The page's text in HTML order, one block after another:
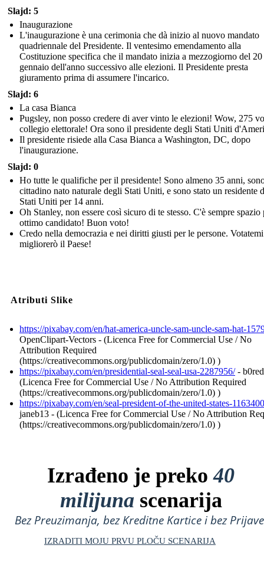
Slajd: 5
Inaugurazione
L'inaugurazione è una cerimonia che dà inizio al nuovo mandato
quadriennale del Presidente. Il ventesimo emendamento alla
Costituzione specifica che il mandato inizia a mezzogiorno del 20
gennaio dell'anno successivo alle elezioni. Il Presidente presta
giuramento prima di assumere l'incarico.
Slajd: 6
La casa Bianca
Pugsley, non posso credere di aver vinto le elezioni! Wow, 275
collegio elettorale! Ora sono il presidente degli Stati Uniti
Il presidente risiede alla Casa Bianca a Washington, DC, dopo
l'inaugurazione.
Slajd: 0
Ho tutte le qualifiche per il presidente! Sono almeno 35 anni,
cittadino nato naturale degli Stati Uniti, e sono stato un residente
Stati Uniti per 14 anni.
Oh Stanley, non essere così sicuro di te stesso. C'è sempre spazio
ottimo candidato! Buon voto!
Credo nella democrazia e nei diritti giusti per le persone.
migliorerò il Paese!
Atributi Slike
https://pixabay.com/en/hat-america-uncle-sam-uncle-sam-hat-
OpenClipart-Vectors - (Licenca Free for Commercial Use / No
Attribution Required
(https://creativecommons.org/publicdomain/zero/1.0) )
https://pixabay.com/en/presidential-seal-seal-usa-2287956/-
(Licenca Free for Commercial Use / No Attribution Required
(https://creativecommons.org/publicdomain/zero/1.0) )
https://pixabay.com/en/seal-president-of-the-united-states-
janeb13 - (Licenca Free for Commercial Use / No Attribution
(https://creativecommons.org/publicdomain/zero/1.0) )
Izrađeno je preko40
milijuna scenarija
Bez Preuzimanja, bez Kreditne Kartice i bez
IZRADITI MOJU PRVU PLOČU SCENARIJA